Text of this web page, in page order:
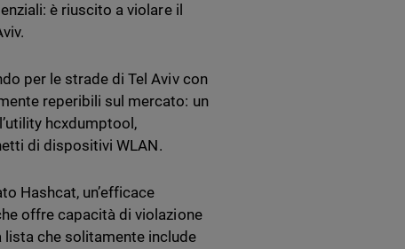
è riuscito a violare il
per le strade di Tel Aviv con
reperibili sul mercato: un
hcxdumptool,
di dispositivi WLAN.
Hashcat, un’efficace
offre capacità di violazione
lista che solitamente include